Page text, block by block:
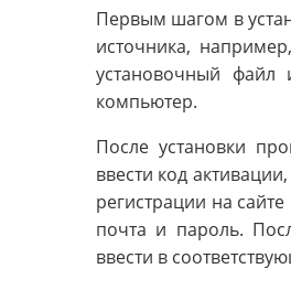
Первым шагом в
источника,
установочный файл
компьютер.
После установки
ввести код
регистрации на
почта и пароль.
ввести в